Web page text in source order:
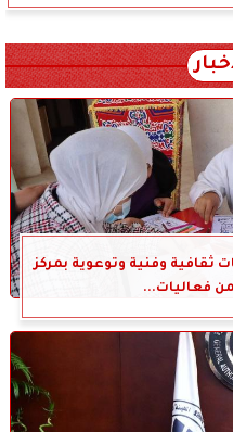
ثقافية وفنية وتوعوية بمركز
فعاليات...